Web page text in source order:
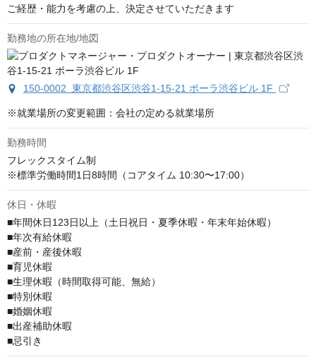
ご経歴・能力を考慮の上、決定させていただきます
勤務地の所在地/地図
150-0002 東京都渋谷区渋谷1-15-21 ポーラ渋谷ビル 1F
※就業場所の変更範囲：会社の定める就業場所
勤務時間
フレックスタイム制
※標準労働時間1日8時間（コアタイム 10:30〜17:00）
休日・休暇
■年間休日123日以上（土日祝日・夏季休暇・年末年始休暇）
■年次有給休暇
■産前・産後休暇
■育児休暇
■生理休暇（時間取得可能、無給）
■特別休暇
■婚姻休暇
■出産補助休暇
■忌引き